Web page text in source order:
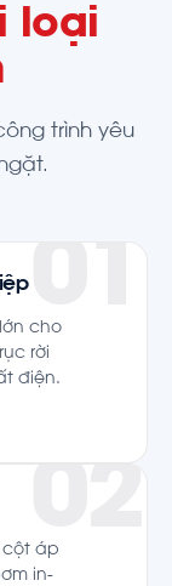
loại
trình yêu
cho
rời
điện.
cột áp
in-